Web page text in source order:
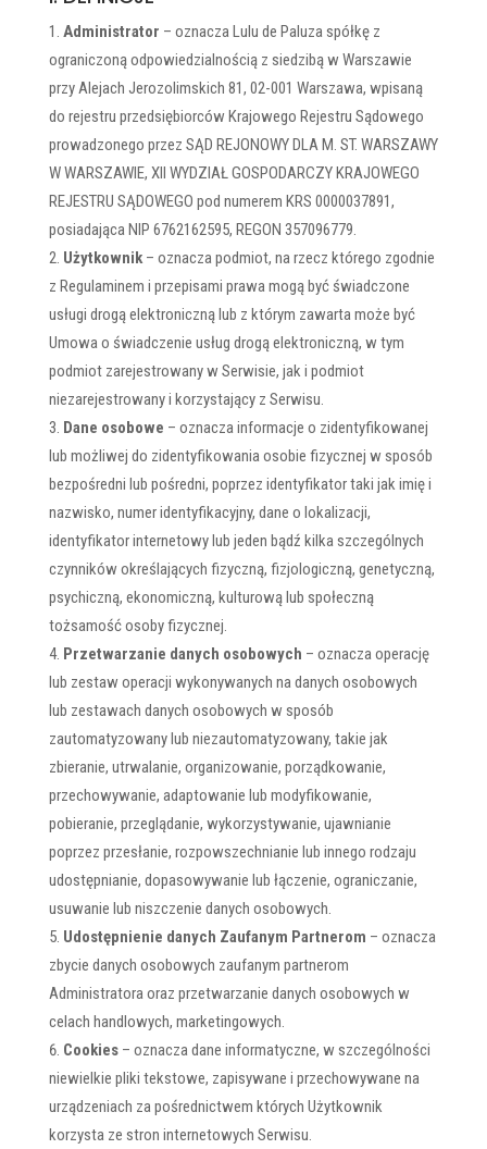
Administrator – oznacza Lulu de Paluza spółkę z
ograniczoną odpowiedzialnością z siedzibą w Warszawie
przy Alejach Jerozolimskich 81, 02-001 Warszawa, wpisaną
do rejestru przedsiębiorców Krajowego Rejestru Sądowego
prowadzonego przez SĄD REJONOWY DLA M. ST. WARSZAWY
W WARSZAWIE, XII WYDZIAŁ GOSPODARCZY KRAJOWEGO
REJESTRU SĄDOWEGO pod numerem KRS 0000037891,
posiadająca NIP 6762162595, REGON 357096779.
Użytkownik– oznacza podmiot, na rzecz którego zgodnie
z Regulaminem i przepisami prawa mogą być świadczone
usługi drogą elektroniczną lub z którym zawarta może być
Umowa o świadczenie usług drogą elektroniczną, w tym
podmiot zarejestrowany w Serwisie, jak i podmiot
niezarejestrowany i korzystający z Serwisu.
Dane osobowe – oznacza informacje o zidentyfikowanej
lub możliwej do zidentyfikowania osobie fizycznej w sposób
bezpośredni lub pośredni, poprzez identyfikator taki jak imię i
nazwisko, numer identyfikacyjny, dane o lokalizacji,
identyfikator internetowy lub jeden bądź kilka szczególnych
czynników określających fizyczną, fizjologiczną, genetyczną,
psychiczną, ekonomiczną, kulturową lub społeczną
tożsamość osoby fizycznej.
Przetwarzanie danych osobowych – oznacza operację
lub zestaw operacji wykonywanych na danych osobowych
lub zestawach danych osobowych w sposób
zautomatyzowany lub niezautomatyzowany, takie jak
zbieranie, utrwalanie, organizowanie, porządkowanie,
przechowywanie, adaptowanie lub modyfikowanie,
pobieranie, przeglądanie, wykorzystywanie, ujawnianie
poprzez przesłanie, rozpowszechnianie lub innego rodzaju
udostępnianie, dopasowywanie lub łączenie, ograniczanie,
usuwanie lub niszczenie danych osobowych.
Udostępnienie danych Zaufanym Partnerom – oznacza
zbycie danych osobowych zaufanym partnerom
Administratora oraz przetwarzanie danych osobowych w
celach handlowych, marketingowych.
Cookies– oznacza dane informatyczne, w szczególności
niewielkie pliki tekstowe, zapisywane i przechowywane na
urządzeniach za pośrednictwem których Użytkownik
korzysta ze stron internetowych Serwisu.